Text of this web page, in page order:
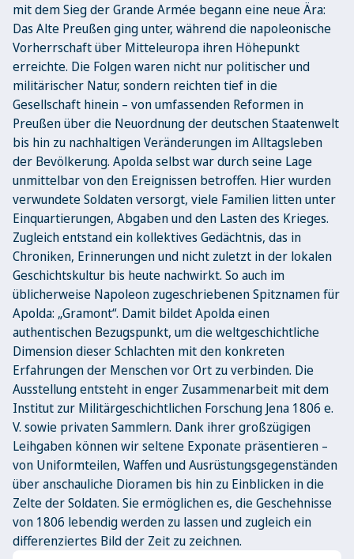
mit dem Sieg der Grande Armée begann eine neue Ära:
Das Alte Preußen ging unter, während die napoleonische
Vorherrschaft über Mitteleuropa ihren Höhepunkt
erreichte. Die Folgen waren nicht nur politischer und
militärischer Natur, sondern reichten tief in die
Gesellschaft hinein – von umfassenden Reformen in
Preußen über die Neuordnung der deutschen Staatenwelt
bis hin zu nachhaltigen Veränderungen im Alltagsleben
der Bevölkerung. Apolda selbst war durch seine Lage
unmittelbar von den Ereignissen betroffen. Hier wurden
verwundete Soldaten versorgt, viele Familien litten unter
Einquartierungen, Abgaben und den Lasten des Krieges.
Zugleich entstand ein kollektives Gedächtnis, das in
Chroniken, Erinnerungen und nicht zuletzt in der lokalen
Geschichtskultur bis heute nachwirkt. So auch im
üblicherweise Napoleon zugeschriebenen Spitznamen für
Apolda: „Gramont“. Damit bildet Apolda einen
authentischen Bezugspunkt, um die weltgeschichtliche
Dimension dieser Schlachten mit den konkreten
Erfahrungen der Menschen vor Ort zu verbinden. Die
Ausstellung entsteht in enger Zusammenarbeit mit dem
Institut zur Militärgeschichtlichen Forschung Jena 1806 e.
V. sowie privaten Sammlern. Dank ihrer großzügigen
Leihgaben können wir seltene Exponate präsentieren –
von Uniformteilen, Waffen und Ausrüstungsgegenständen
über anschauliche Dioramen bis hin zu Einblicken in die
Zelte der Soldaten. Sie ermöglichen es, die Geschehnisse
von 1806 lebendig werden zu lassen und zugleich ein
differenziertes Bild der Zeit zu zeichnen.